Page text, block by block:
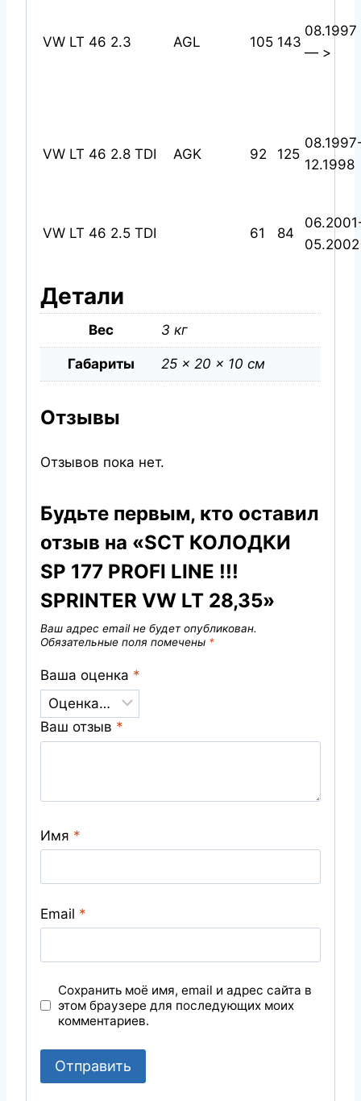
VW LT 46 2.3 AGL 105 143
08.1997
— >
VW LT 46 2.8 TDI AGK 92 125
12.1998
VW LT 46 2.5 TDI 61 84
05.2002
Детали
Вес 3 кг
Габариты 25 × 20 × 10 см
Отзывы
Отзывов пока нет.
Будьте первым, кто оставил
отзыв на «SCT КОЛОДКИ
SP 177 PROFI LINE !!!
SPRINTER VW LT 28,35»
Ваш адрес email не будет опубликован.
Обязательные поля помечены *
Ваша оценка *
Ваш отзыв *
Имя *
Email *
Сохранить моё имя, email и адрес сайта в
этом браузере для последующих моих
комментариев.